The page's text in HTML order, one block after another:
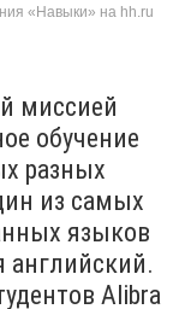
«Навыки» на hh.ru
миссией
обучение
разных
из самых
языков
английский.
Alibra